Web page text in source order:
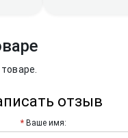
отзыв
Ваше имя: